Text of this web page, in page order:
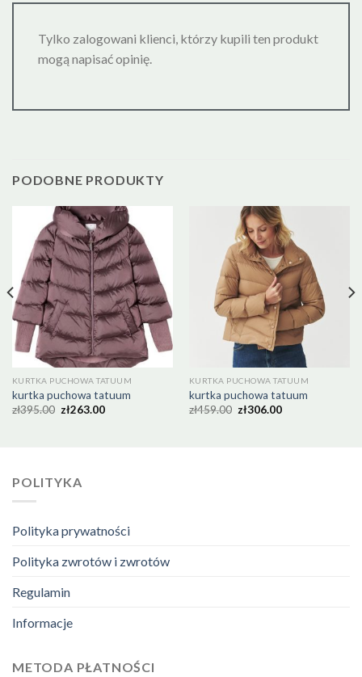
Tylko zalogowani klienci, którzy kupili ten produkt
mogą napisać opinię.
PODOBNE PRODUKTY
KURTKA PUCHOWA TATUUM
kurtka puchowa tatuum
zł395.00 zł263.00
KURTKA PUCHOWA TATUUM
kurtka puchowa tatuum
zł459.00 zł306.00
POLITYKA
Polityka prywatności
Polityka zwrotów i zwrotów
Regulamin
Informacje
METODA PŁATNOŚCI